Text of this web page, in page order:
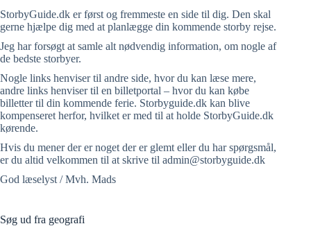
StorbyGuide.dk er først og fremmeste en side til dig. Den skal
gerne hjælpe dig med at planlægge din kommende storby rejse.
Jeg har forsøgt at samle alt nødvendig information, om nogle af
de bedste storbyer.
Nogle links henviser til andre side, hvor du kan læse mere,
andre links henviser til en billetportal – hvor du kan købe
billetter til din kommende ferie. Storbyguide.dk kan blive
kompenseret herfor, hvilket er med til at holde StorbyGuide.dk
kørende.
Hvis du mener der er noget der er glemt eller du har spørgsmål,
er du altid velkommen til at skrive til admin@storbyguide.dk
God læselyst / Mvh. Mads
Søg ud fra geografi